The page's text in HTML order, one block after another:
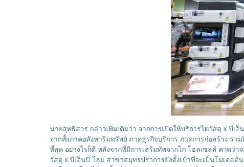
นายสุทธิสาร กล่าวเพิ่มเติมว่า จากการเปิดให้บริการไทวัสดุ x บี
จากทั้งภาคอสังหาริมทรัพย์ ภาคธุรกิจบริการ ภาคการก่อสร้าง ร
ที่สุด อย่างไรก็ดี หลังจากที่มีการเสริมทัพจากโก โฮลเซลล์ คาด
วัสดุ x บีเอ็นบี โฮม สาขาสมุทรปราการยังตั้งเป้าที่จะเป็นโมเด